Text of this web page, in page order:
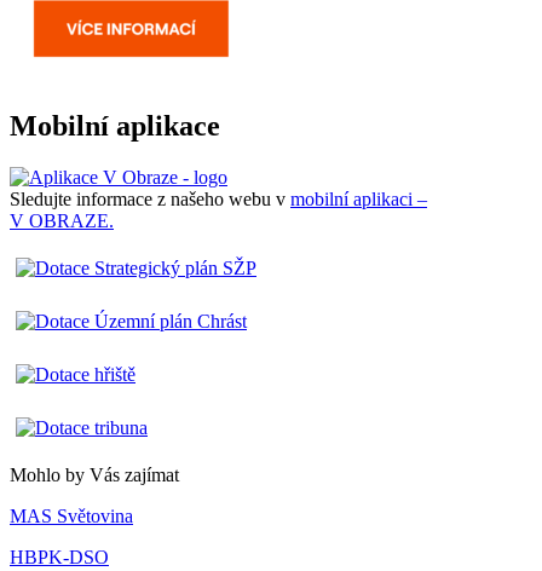
Mobilní aplikace
Sledujte informace z našeho webu v mobilní aplikaci –
V OBRAZE.
Mohlo by Vás zajímat
MAS Světovina
HBPK-DSO